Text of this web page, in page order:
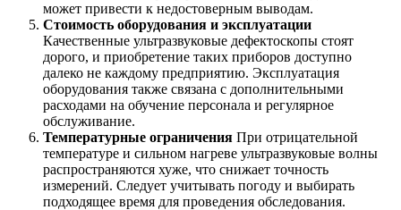
может привести к недостоверным выводам.
Стоимость оборудования и эксплуатации
Качественные ультразвуковые дефектоскопы стоят
дорого, и приобретение таких приборов доступно
далеко не каждому предприятию. Эксплуатация
оборудования также связана с дополнительными
расходами на обучение персонала и регулярное
обслуживание.
Температурные ограничения При отрицательной
температуре и сильном нагреве ультразвуковые волны
распространяются хуже, что снижает точность
измерений. Следует учитывать погоду и выбирать
подходящее время для проведения обследования.